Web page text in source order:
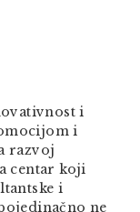
i
i
razvoj
centar koji
i
ne